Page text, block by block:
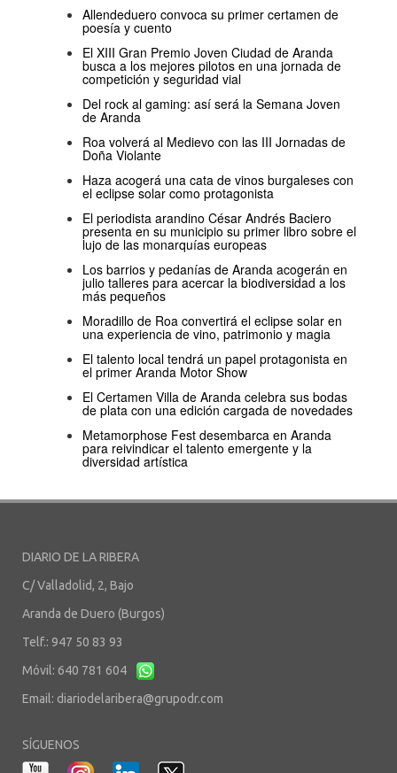
Allendeduero convoca su primer certamen de
poesía y cuento
El XIII Gran Premio Joven Ciudad de Aranda
busca a los mejores pilotos en una jornada de
competición y seguridad vial
Del rock al gaming: así será la Semana Joven
de Aranda
Roa volverá al Medievo con las III Jornadas de
Doña Violante
Haza acogerá una cata de vinos burgaleses con
el eclipse solar como protagonista
El periodista arandino César Andrés Baciero
presenta en su municipio su primer libro sobre el
lujo de las monarquías europeas
Los barrios y pedanías de Aranda acogerán en
julio talleres para acercar la biodiversidad a los
más pequeños
Moradillo de Roa convertirá el eclipse solar en
una experiencia de vino, patrimonio y magia
El talento local tendrá un papel protagonista en
el primer Aranda Motor Show
El Certamen Villa de Aranda celebra sus bodas
de plata con una edición cargada de novedades
Metamorphose Fest desembarca en Aranda
para reivindicar el talento emergente y la
diversidad artística
DIARIO DE LA RIBERA
C/ Valladolid, 2, Bajo
Aranda de Duero (Burgos)
Telf.: 947 50 83 93
Móvil: 640 781 604
Email: diariodelaribera@grupodr.com
SÍGUENOS